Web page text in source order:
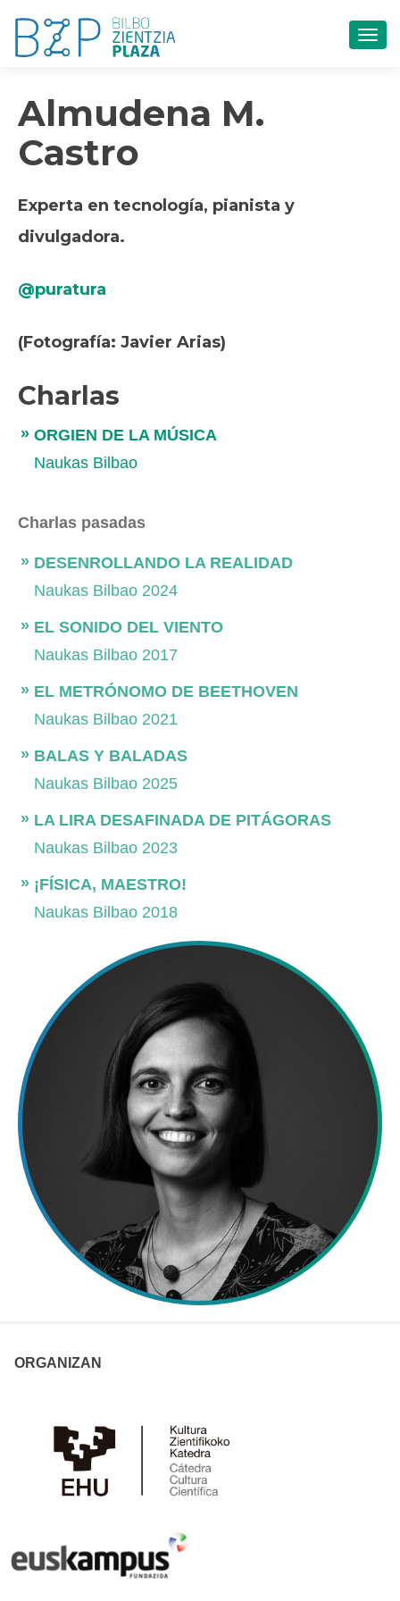
Almudena M.
Castro
Experta en tecnología, pianista y
divulgadora.
@puratura
(Fotografía: Javier Arias)
Charlas
ORGIEN DE LA MÚSICA
Naukas Bilbao
Charlas pasadas
DESENROLLANDO LA REALIDAD
Naukas Bilbao 2024
EL SONIDO DEL VIENTO
Naukas Bilbao 2017
EL METRÓNOMO DE BEETHOVEN
Naukas Bilbao 2021
BALAS Y BALADAS
Naukas Bilbao 2025
LA LIRA DESAFINADA DE PITÁGORAS
Naukas Bilbao 2023
¡FÍSICA, MAESTRO!
Naukas Bilbao 2018
ORGANIZAN